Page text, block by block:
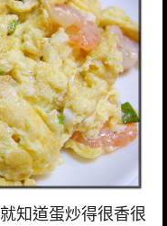
知道蛋炒得很香很